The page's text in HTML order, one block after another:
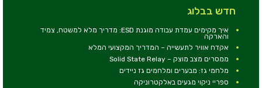
חדש בבלוג
איך מקימים עמדת עבודה מוגנת ESD: מדריך מלא למשטח, צמיד
והארקה
אקדח אוויר לתעשייה – המדריך המקצועי המלא
ממסרים מצב מוצק – Solid State Relay
מלחמי גז: מבערים ומלחמים גז ניידים
ספריי ניקוי מגעים באלקטרוניקה